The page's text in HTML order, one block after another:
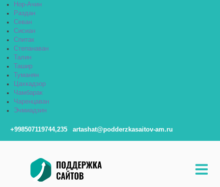
Нор-Ачин
Раздан
Севан
Сисиан
Спитак
Степанаван
Талин
Ташир
Туманян
Цахкадзор
Чамбарак
Чаренцаван
Эчмиадзин
+998507119744,235 artashat@podderzkasaitov-am.ru